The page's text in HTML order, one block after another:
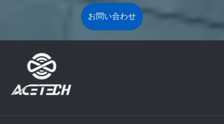
お問い合わせ